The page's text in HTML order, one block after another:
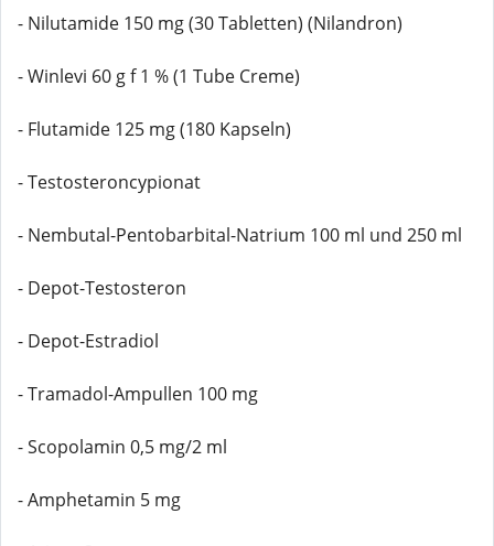
- Nilutamide 150 mg (30 Tabletten) (Nilandron)
- Winlevi 60 g f 1 % (1 Tube Creme)
- Flutamide 125 mg (180 Kapseln)
- Testosteroncypionat
- Nembutal-Pentobarbital-Natrium 100 ml und 250 ml
- Depot-Testosteron
- Depot-Estradiol
- Tramadol-Ampullen 100 mg
- Scopolamin 0,5 mg/2 ml
- Amphetamin 5 mg